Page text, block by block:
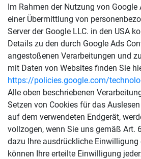
Im Rahmen der Nutzung von Google
einer Übermittlung von
Server der Google LLC. in den USA
Details zu den durch Google Ads
angestoßenen Verarbeitungen und
mit Daten von Websites finden Sie
https://policies.google.com/
Alle oben beschriebenen
Setzen von Cookies für das
auf dem verwendeten Endgerät,
vollzogen, wenn Sie uns gemäß Art.
dazu Ihre ausdrückliche Einwilligung
können Ihre erteilte Einwilligung